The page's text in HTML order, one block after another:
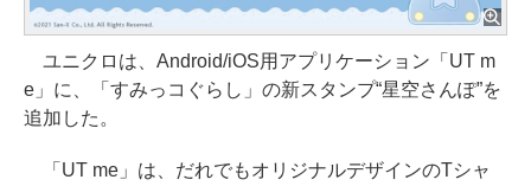
ユニクロは、Android/iOS用アプリケーション「UT m
e」に、「すみっコぐらし」の新スタンプ“星空さんぽ”を
追加した。
「UT me」は、だれでもオリジナルデザインのTシャ